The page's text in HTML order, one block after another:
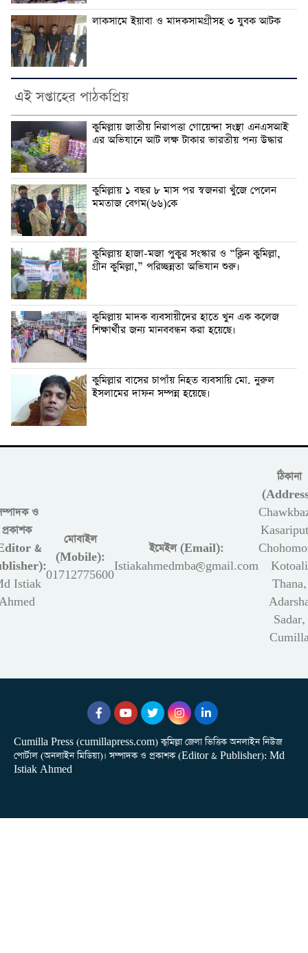
লাকসামে ইয়াবা ও মাদকসামগ্রীসহ ৩ যুবক আটক
এই সপ্তাহের পাঠকপ্রিয়
কুমিল্লায় জাতীয় নিরাপত্তা গোয়েন্দা সংস্থা এনএসআই
এর অভিযানে আট লক্ষ টাকার ভারতীয় পন্য উদ্ধার
কুমিল্লায় ১ বছর ৮ মাস পর স্বজনরা খুঁজে পেলেন
মমতাজ বেগম(৬৬)কে
কুমিল্লায় হাজা-মজা পুকুর সংস্কার ও “ক্লিন কুমিল্লা,
গ্রীন কুমিল্লা,” পরিচ্ছন্নতা অভিযান শুরু।
কুমিল্লায় মাদক ব্যবসায়ীদের হাতে খুন এক কলেজ
শিক্ষার্থীর জন্য মানববন্ধন করা হয়েছে।
কুমিল্লার বাসের চাপাঁয় নিহত ব্যবসায়ি মো. নুরুল
ইসলামের দাফন সম্পন্ন হয়েছে।
ও
প্রকাশক
&
Istiak
মোবাইল
(Mobile):
01712775600
ইমেইল (Email):
Istiakahmedmba@gmail.com
ঠিকানা
Kotoali
Thana,
Sadar,
Cumilla Press (cumillapress.com) কুমিল্লা জেলা ভিত্তিক অনলাইন নিউজ
পোর্টাল (অনলাইন মিডিয়া)। সম্পাদক ও প্রকাশক (Editor & Publisher): Md
Istiak Ahmed